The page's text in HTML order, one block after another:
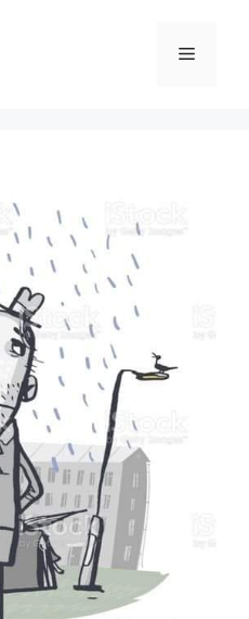
Menu